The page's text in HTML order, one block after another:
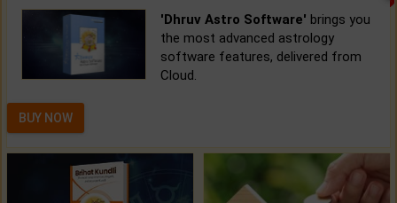
'Dhruv Astro Software' brings you
the most advanced astrology
software features, delivered from
Cloud.
BUY NOW